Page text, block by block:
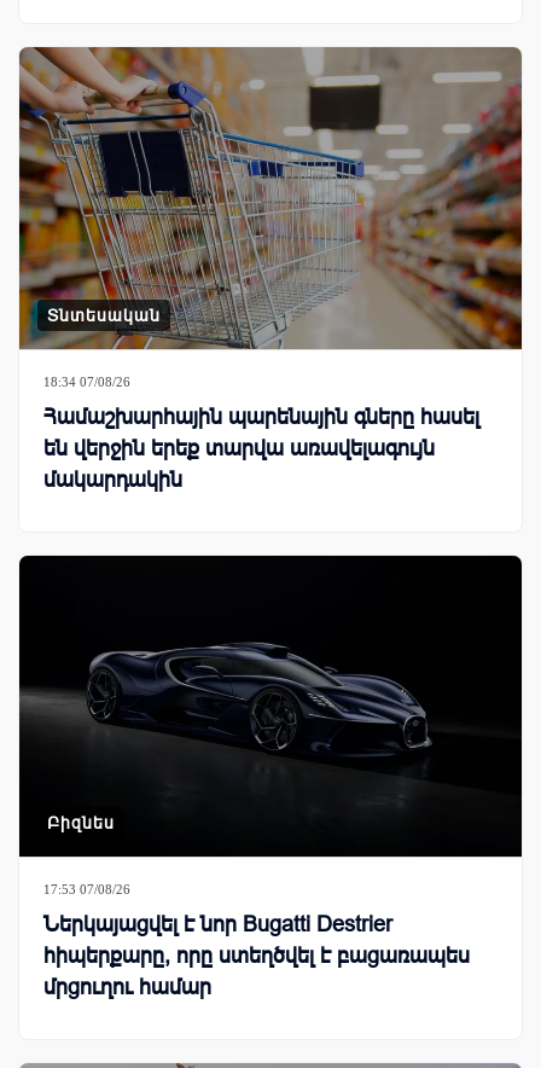
Տնտեսական
18:34 07/08/26
Համաշխարհային պարենային գները հասել
են վերջին երեք տարվա առավելագույն
մակարդակին
Բիզնես
17:53 07/08/26
Ներկայացվել է նոր Bugatti Destrier
հիպերքարը, որը ստեղծվել է բացառապես
մրցուղու համար